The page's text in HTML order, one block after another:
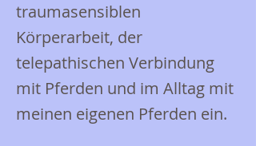
traumasensiblen
Körperarbeit, der
telepathischen Verbindung
mit Pferden und im Alltag mit
meinen eigenen Pferden ein.